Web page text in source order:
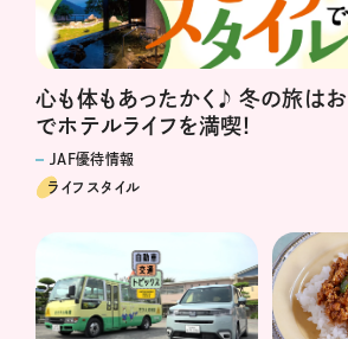
心も体もあったかく♪ 冬の旅はお
でホテルライフを満喫！
JAF優待情報
ライフスタイル